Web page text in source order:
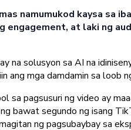
namumukod kaysa sa
at laki ng
na solusyon sa AI na
mga damdamin sa loob
sa pagsusuri ng video ay
bawat segundo ng isang
ng pagsubaybay sa